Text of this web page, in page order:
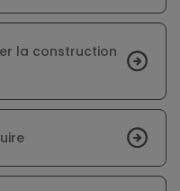
la construction